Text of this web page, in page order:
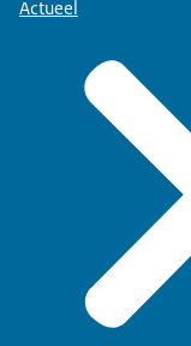
Actueel